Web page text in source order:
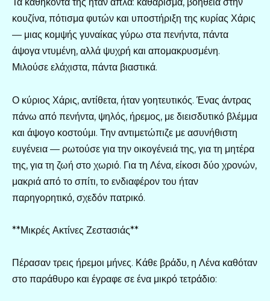
Τα καθήκοντά της ήταν απλά: καθάρισμα, βοήθεια στην
κουζίνα, πότισμα φυτών και υποστήριξη της κυρίας Χάρις
— μιας κομψής γυναίκας γύρω στα πενήντα, πάντα
άψογα ντυμένη, αλλά ψυχρή και απομακρυσμένη.
Μιλούσε ελάχιστα, πάντα βιαστικά.
Ο κύριος Χάρις, αντίθετα, ήταν γοητευτικός. Ένας άντρας
πάνω από πενήντα, ψηλός, ήρεμος, με διεισδυτικό βλέμμα
και άψογο κοστούμι. Την αντιμετώπιζε με ασυνήθιστη
ευγένεια — ρωτούσε για την οικογένειά της, για τη μητέρα
της, για τη ζωή στο χωριό. Για τη Λένα, είκοσι δύο χρονών,
μακριά από το σπίτι, το ενδιαφέρον του ήταν
παρηγορητικό, σχεδόν πατρικό.
**Μικρές Ακτίνες Ζεστασιάς**
Πέρασαν τρεις ήρεμοι μήνες. Κάθε βράδυ, η Λένα καθόταν
στο παράθυρο και έγραφε σε ένα μικρό τετράδιο: